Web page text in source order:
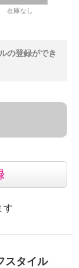
在庫なし
の登録ができ
す
スタイル